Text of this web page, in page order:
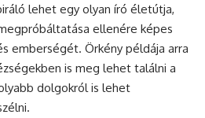
lehet egy olyan író életútja,
ellenére képes
emberségét. Örkény példája arra
is meg lehet találni a
dolgokról is lehet